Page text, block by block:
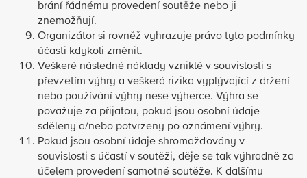
brání řádnému provedení soutěže nebo ji
znemožňují.
Organizátor si rovněž vyhrazuje právo tyto podmínky
účasti kdykoli změnit.
Veškeré následné náklady vzniklé v souvislosti s
převzetím výhry a veškerá rizika vyplývající z držení
nebo používání výhry nese výherce. Výhra se
považuje za přijatou, pokud jsou osobní údaje
sděleny a/nebo potvrzeny po oznámení výhry.
Pokud jsou osobní údaje shromažďovány v
souvislosti s účastí v soutěži, děje se tak výhradně za
účelem provedení samotné soutěže. K dalšímu